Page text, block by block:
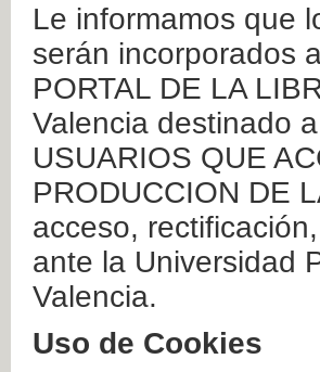
Le informamos que
serán incorporados
PORTAL DE LA
Valencia destinado
USUARIOS QUE
PRODUCCION DE
acceso,
ante la Universidad
Valencia.
Uso de Cookies